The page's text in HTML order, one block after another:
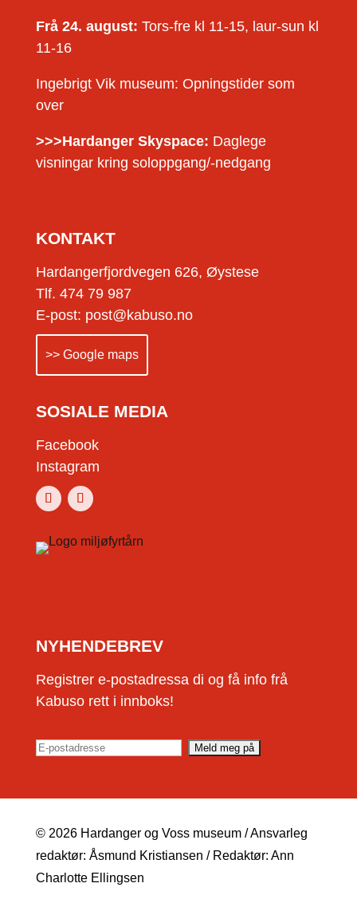
Frå 24. august: Tors-fre kl 11-15, laur-sun kl
11-16
Ingebrigt Vik museum: Opningstider som
over
>>>Hardanger Skyspace: Daglege
visningar kring soloppgang/-nedgang
KONTAKT
Hardangerfjordvegen 626, Øystese
Tlf. 474 79 987
E-post: post@kabuso.no
>> Google maps
SOSIALE MEDIA
Facebook
Instagram
NYHENDEBREV
Registrer e-postadressa di og få info frå
Kabuso rett i innboks!
© 2026 Hardanger og Voss museum / Ansvarleg
redaktør: Åsmund Kristiansen / Redaktør: Ann
Charlotte Ellingsen